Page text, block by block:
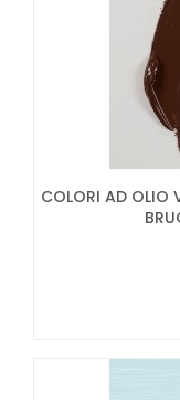
COLORI AD OLIO